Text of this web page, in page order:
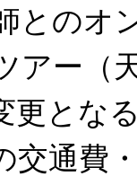
とのオ
アー（
更とな
交通費